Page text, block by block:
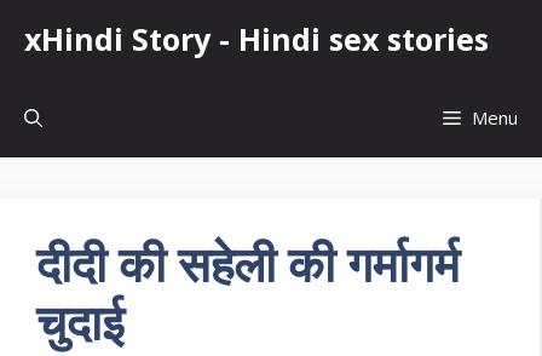
xHindi Story - Hindi sex stories
Menu
दीदी की सहेली की गर्मागर्म
चुदाई